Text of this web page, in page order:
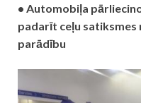
• Automobiļa
padarīt ceļu satiksmes
parādību